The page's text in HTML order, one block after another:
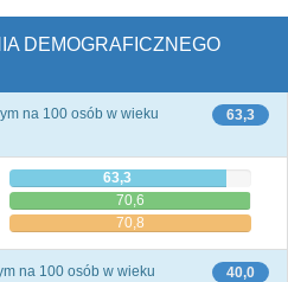
DEMOGRAFICZNEGO
63,3
na 100 osób w wieku
63,3
70,6
70,8
40,0
na 100 osób w wieku